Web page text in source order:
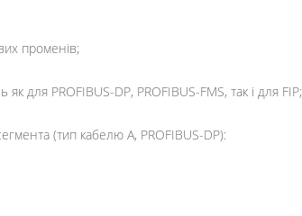
променів;
для РROFIBUS-DP, PROFIBUS-FMS, так і для FIP;
(тип кабелю A, PROFIBUS-DP):